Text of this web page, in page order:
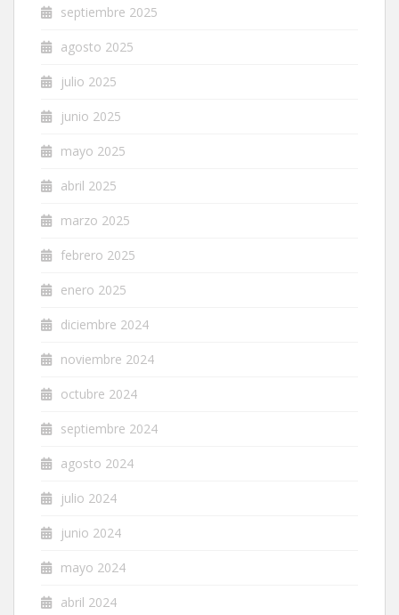
septiembre 2025
agosto 2025
julio 2025
junio 2025
mayo 2025
abril 2025
marzo 2025
febrero 2025
enero 2025
diciembre 2024
noviembre 2024
octubre 2024
septiembre 2024
agosto 2024
julio 2024
junio 2024
mayo 2024
abril 2024